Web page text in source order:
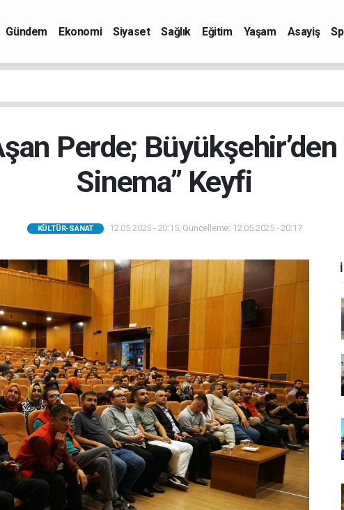
Gündem Ekonomi Siyaset Sağlık Eğitim Yaşam Asayiş
Perde; Büyükşehir’den
Sinema” Keyfi
KÜLTÜR-SANAT 12.05.2025 - 20:15, Güncelleme: 12.05.2025 - 20:17